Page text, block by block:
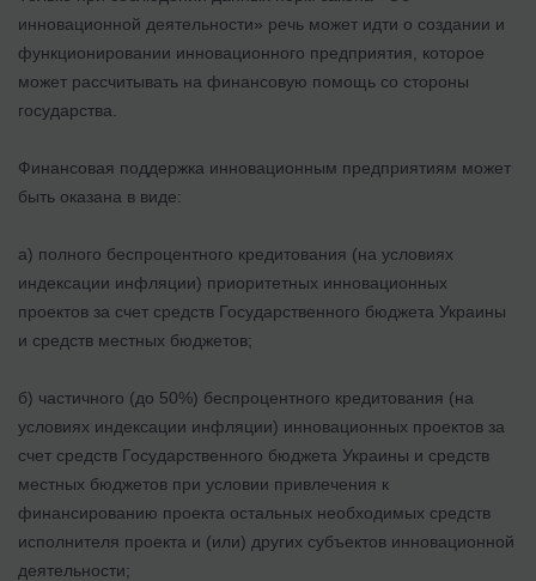
инновационной деятельности» речь может идти о создании и
функционировании инновационного предприятия, которое
может рассчитывать на финансовую помощь со стороны
государства.
Финансовая поддержка инновационным предприятиям может
быть оказана в виде:
а) полного беспроцентного кредитования (на условиях
индексации инфляции) приоритетных инновационных
проектов за счет средств Государственного бюджета Украины
и средств местных бюджетов;
б) частичного (до 50%) беспроцентного кредитования (на
условиях индексации инфляции) инновационных проектов за
счет средств Государственного бюджета Украины и средств
местных бюджетов при условии привлечения к
финансированию проекта остальных необходимых средств
исполнителя проекта и (или) других субъектов инновационной
деятельности;